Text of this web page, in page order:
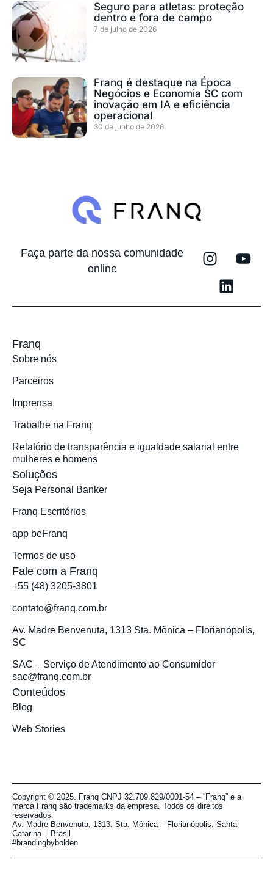
Seguro para atletas: proteção
dentro e fora de campo
7 de julho de 2026
Franq é destaque na Época
Negócios e Economia SC com
inovação em IA e eficiência
operacional
30 de junho de 2026
Faça parte da nossa comunidade
online
Franq
Sobre nós
Parceiros
Imprensa
Trabalhe na Franq
Relatório de transparência e igualdade salarial entre
mulheres e homens
Soluções
Seja Personal Banker
Franq Escritórios
app beFranq
Termos de uso
Fale com a Franq
+55 (48) 3205-3801
contato@franq.com.br
Av. Madre Benvenuta, 1313 Sta. Mônica – Florianópolis,
SC
SAC – Serviço de Atendimento ao Consumidor
sac@franq.com.br
Conteúdos
Blog
Web Stories
Copyright © 2025. Franq CNPJ 32.709.829/0001-54 – “Franq” e a
marca Franq são trademarks da empresa. Todos os direitos
reservados.
Av. Madre Benvenuta, 1313, Sta. Mônica – Florianópolis, Santa
Catarina – Brasil
#brandingbybolden